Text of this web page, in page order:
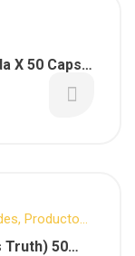
X 50 Caps. (
, Productos
Truth) 50